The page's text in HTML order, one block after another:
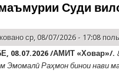
Суди
ср, 08/07/2026 - 17:08
08.07.2026 /АМИТ «Ховар»/.
Эмомалӣ Раҳмон бинои нави